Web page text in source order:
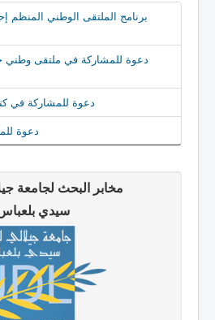
برنامج الملتقى الوطني المنظم
دعوة للمشاركة في
دعوة
مخابر البحث لجامعة
سيدي